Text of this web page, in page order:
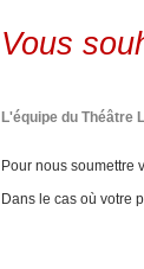
Vous
L'équipe du Théâtre
Pour nous soumettre
Dans le cas où votre